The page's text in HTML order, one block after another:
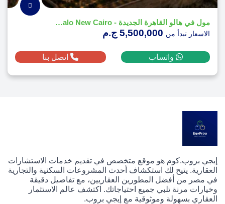
مول في هالو القاهرة الجديدة - Vie Halo New Cairo
الاسعار تبدأ من
واتساب اتصل بنا
إيجي بروب.كوم هو موقع متخصص في تقديم خدمات الاستشارات
العقارية. يتيح لك استكشاف أحدث المشروعات السكنية والتجارية
في مصر من أفضل المطورين العقاريين، مع تفاصيل دقيقة
وخيارات مرنة تلبي جميع احتياجاتك. اكتشف عالم الاستثمار
العقاري بسهولة وموثوقية مع إيجي بروب.